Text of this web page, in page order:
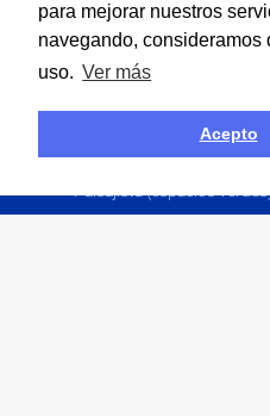
para mejorar nuestros
navegando, consideramos
uso. Ver más
Acepto
Fontanero
Limpieza Industrial
Multiservicios
Obras Públicas